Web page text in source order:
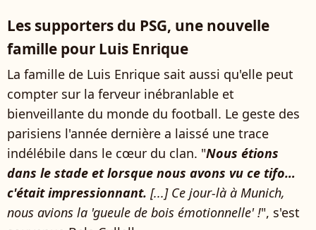
Les supporters du PSG, une nouvelle
famille pour Luis Enrique
La famille de Luis Enrique sait aussi qu'elle peut
compter sur la ferveur inébranlable et
bienveillante du monde du football. Le geste des
parisiens l'année dernière a laissé une trace
indélébile dans le cœur du clan. "Nous étions
dans le stade et lorsque nous avons vu ce tifo…
c'était impressionnant. [...] Ce jour-là à Munich,
nous avions la 'gueule de bois émotionnelle' !", s'est